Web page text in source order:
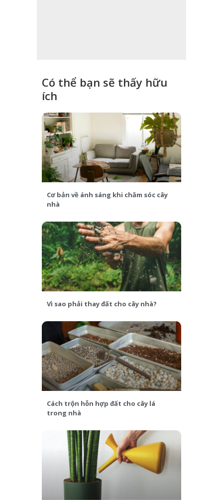
Có thể bạn sẽ thấy hữu
ích
Cơ bản về ánh sáng khi chăm sóc cây
nhà
Vì sao phải thay đất cho cây nhà?
Cách trộn hỗn hợp đất cho cây lá
trong nhà